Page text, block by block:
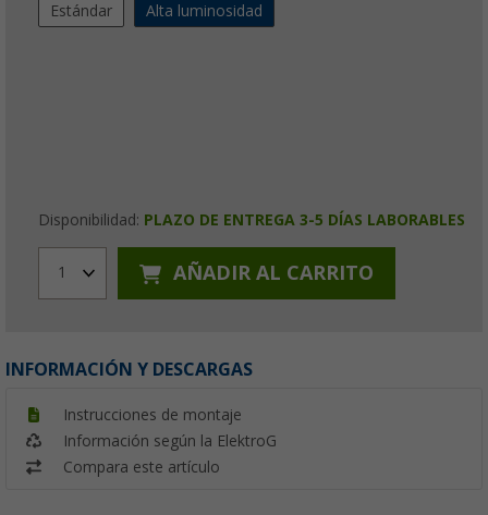
Estándar
Alta luminosidad
Disponibilidad: PLAZO DE ENTREGA 3-5 DÍAS LABORABLES
1 AÑADIR AL CARRITO
INFORMACIÓN Y DESCARGAS
Instrucciones de montaje
Información según la ElektroG
Compara este artículo